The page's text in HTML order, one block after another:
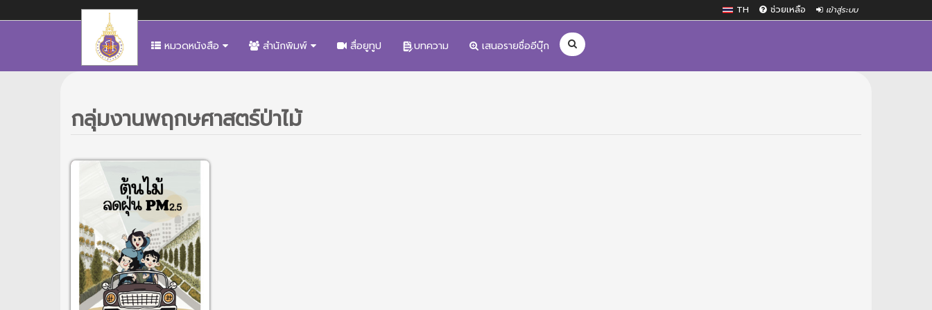
TH ช่วยเหลือ เข้าสู่ระบบ
หมวดหนังสือ สำนักพิมพ์ สื่อยูทูป บทความ เสนอรายชื่ออีบุ๊ก
กลุ่มงานพฤกษศาสตร์ป่าไม้